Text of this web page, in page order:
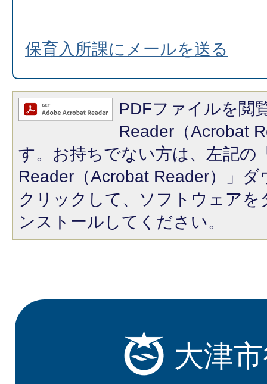
保育入所課にメールを送る
PDFファイルを閲
Reader（Acrobat
す。お持ちでない方は、左記の
Reader（Acrobat Reader）」
クリックして、ソフトウェア
ンストールしてください。
大津